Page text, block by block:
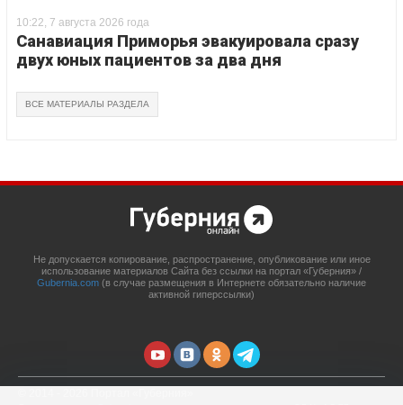
10:22, 7 августа 2026 года
Санавиация Приморья эвакуировала сразу
двух юных пациентов за два дня
ВСЕ МАТЕРИАЛЫ РАЗДЕЛА
Не допускается копирование, распространение, опубликование или иное
использование материалов Сайта без ссылки на портал «Губерния» /
Gubernia.com (в случае размещения в Интернете обязательно наличие
активной гиперссылки)